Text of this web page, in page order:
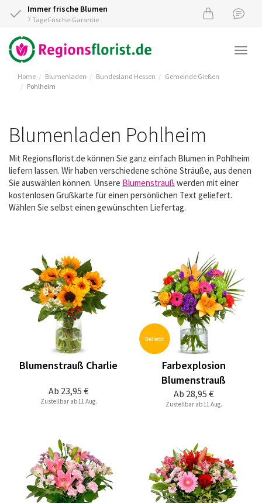
Immer frische Blumen
7 Tage Frische-Garantie
Home Blumenladen Bundesland Hessen
Gemeinde Gießen
Pohlheim
Blumenladen Pohlheim
Mit Regionsflorist.de können Sie ganz einfach Blumen in Pohlheim
liefern lassen. Wir haben verschiedene schöne Sträuße, aus denen
Sie auswählen können. Unsere Blumenstrauß werden mit einer
kostenlosen Grußkarte für einen persönlichen Text geliefert.
Wählen Sie selbst einen gewünschten Liefertag.
Ab 23,95 €
Blumenstrauß Charlie
Zustellbar ab 11 Aug.
Ab 28,95 €
Farbexplosion
Blumenstrauß
Zustellbar ab 11 Aug.